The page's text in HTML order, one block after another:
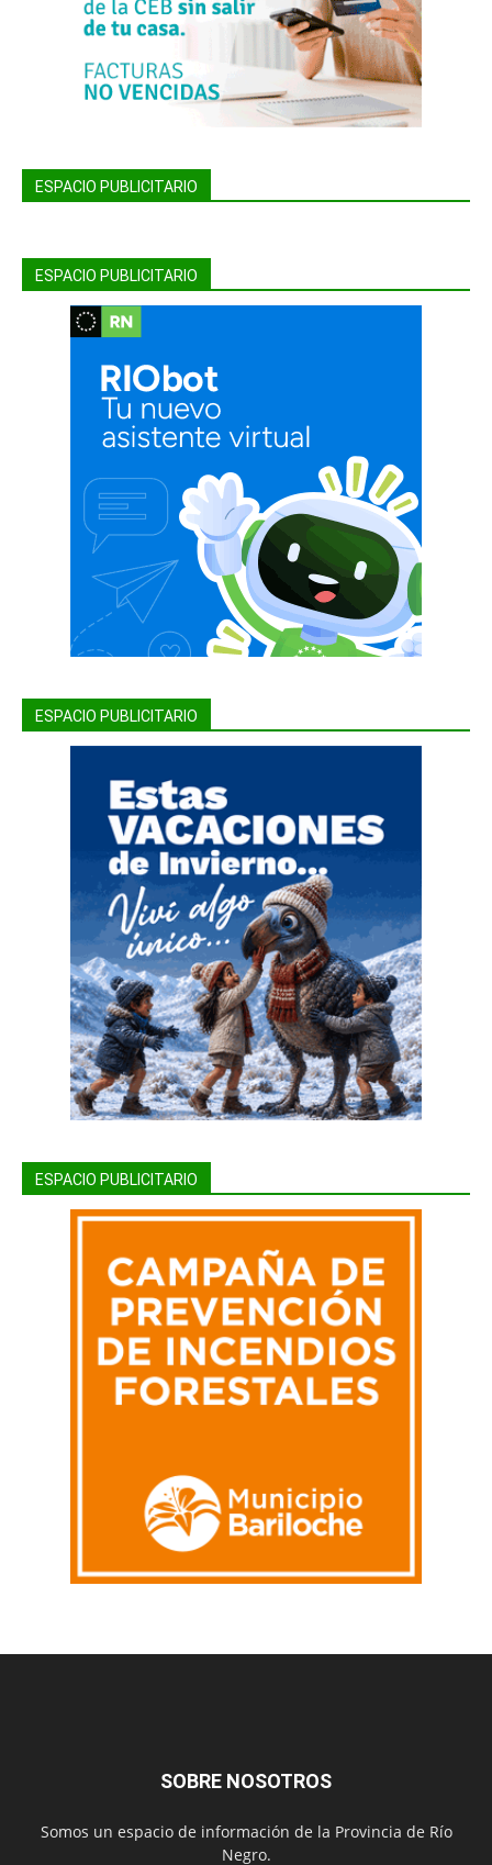
ESPACIO PUBLICITARIO
ESPACIO PUBLICITARIO
ESPACIO PUBLICITARIO
ESPACIO PUBLICITARIO
SOBRE NOSOTROS
Somos un espacio de información de la Provincia de Río
Negro.